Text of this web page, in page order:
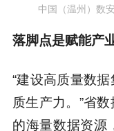
中国（温州）数
落脚点是赋能产
“建设高质量数
质生产力。”省
的海量数据资源